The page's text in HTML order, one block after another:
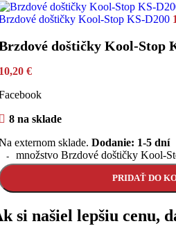
doštičky Kool-Stop KS-D200
doštičky Kool-Stop
€
8 na sklade
externom sklade. Dodanie: 1-5 dní
množstvo Brzdové doštičky Kool-
PRIDAŤ DO
si našiel lepšiu cenu,